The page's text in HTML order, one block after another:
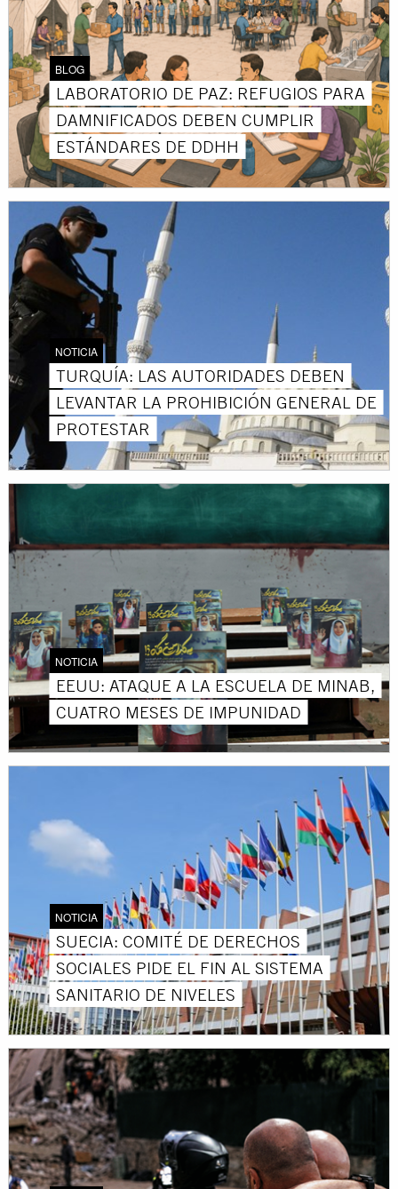
BLOG
LABORATORIO DE PAZ: REFUGIOS PARA
DAMNIFICADOS DEBEN CUMPLIR
ESTÁNDARES DE DDHH
NOTICIA
TURQUÍA: LAS AUTORIDADES DEBEN
LEVANTAR LA PROHIBICIÓN GENERAL DE
PROTESTAR
NOTICIA
EEUU: ATAQUE A LA ESCUELA DE MINAB,
CUATRO MESES DE IMPUNIDAD
NOTICIA
SUECIA: COMITÉ DE DERECHOS
SOCIALES PIDE EL FIN AL SISTEMA
SANITARIO DE NIVELES